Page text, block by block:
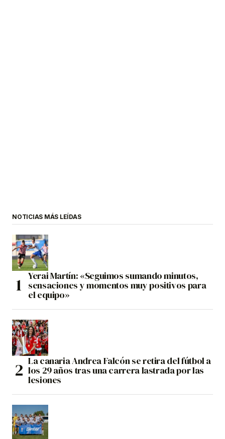
NOTICIAS MÁS LEÍDAS
Yerai Martín: «Seguimos sumando minutos,
sensaciones y momentos muy positivos para
el equipo»
La canaria Andrea Falcón se retira del fútbol a
los 29 años tras una carrera lastrada por las
lesiones